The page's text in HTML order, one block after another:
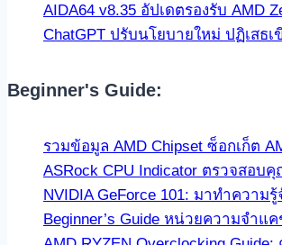
AIDA64 v8.35 อัปเดตรองรับ AMD
ChatGPT ปรับนโยบายใหม่ ปฏิเสธ
Beginner's Guide:
รวมข้อมูล AMD Chipset ซ็อกเก็ต
ASRock CPU Indicator ตรวจสอบ
NVIDIA GeForce 101: มาทำความ
Beginner’s Guide หน่วยความจำแ